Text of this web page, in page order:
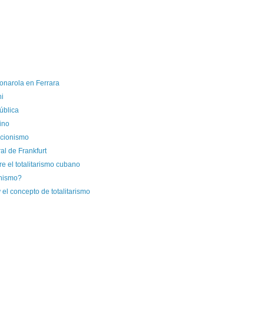
en Ferrara
de Frankfurt
el totalitarismo cubano
el concepto de totalitarismo